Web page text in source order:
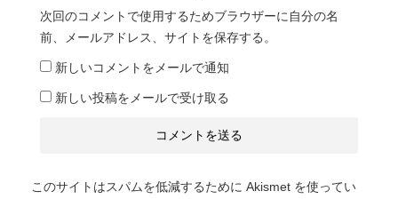
次回のコメントで使用するためブラウザーに自分の名
前、メールアドレス、サイトを保存する。
新しいコメントをメールで通知
新しい投稿をメールで受け取る
このサイトはスパムを低減するために Akismet を使ってい